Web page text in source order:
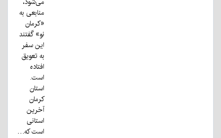
منابعی به
«کرمان
نو» گفتند
این سفر
به تعویق
افتاده
است.
استان
کرمان
آخرین
استانی
است که…